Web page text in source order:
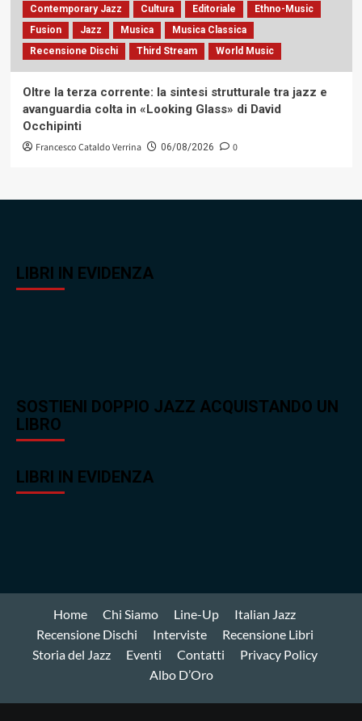
Contemporary Jazz Cultura Editoriale
Ethno-Music
Fusion
Jazz Musica
Musica Classica
Recensione Dischi
Third Stream World Music
Oltre la terza corrente: la sintesi strutturale tra jazz e
avanguardia colta in «Looking Glass» di David
Occhipinti
Francesco Cataldo Verrina 06/08/2026 0
LIBRI IN EVIDENZA
SOSTIENI DOPPIO JAZZ ACQUISTANDO UN
LIBRO
LIBRI IN EVIDENZA
Home Chi Siamo Line-Up
Italian Jazz
Recensione Dischi
Interviste
Recensione Libri
Storia del Jazz
Eventi Contatti
Privacy Policy
Albo D’Oro